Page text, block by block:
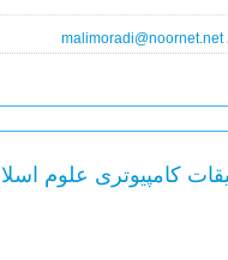
malimoradi@noornet.net
کامپیوتری علوم